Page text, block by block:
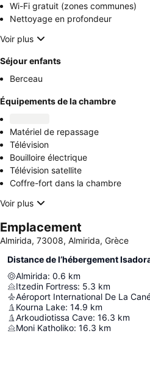
Wi-Fi gratuit (zones communes)
Nettoyage en profondeur
Voir plus
Séjour enfants
Berceau
Équipements de la chambre
Matériel de repassage
Télévision
Bouilloire électrique
Télévision satellite
Coffre-fort dans la chambre
Voir plus
Emplacement
Almirida, 73008, Almirida, Grèce
Distance de l’hébergement
Almirida: 0.6 km
Itzedin Fortress: 5.3 km
Kourna Lake: 14.9 km
Arkoudiotissa Cave: 16.3 km
Moni Katholiko: 16.3 km